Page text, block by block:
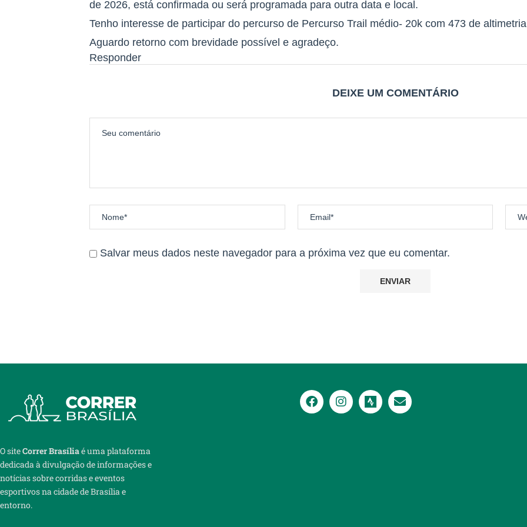
O aeroporto mais perto e o aeroporto de Brasília.
Nossa prova acontecerá dentro do Parque Nacional Chapada dos Veadeiros.
de 2026, está confirmada ou será programada para outra data e local.
Tenho interesse de participar do percurso de Percurso Trail médio- 20k com 473 de
Aguardo retorno com brevidade possível e agradeço.
Responder
DEIXE UM COMENTÁRIO
Salvar meus dados neste navegador para a próxima vez que eu comentar.
O siteCorrer Brasíliaé uma plataforma
dedicada à divulgação de informações e
notícias sobre corridas e eventos
esportivos na cidade de Brasília e
entorno.